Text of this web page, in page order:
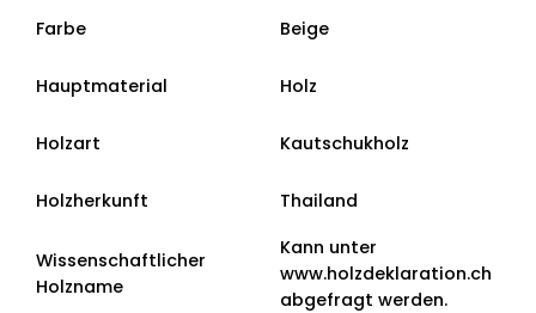
Farbe Beige
Hauptmaterial Holz
Holzart Kautschukholz
Holzherkunft Thailand
Wissenschaftlicher
Holzname
Kann unter
www.holzdeklaration.ch
abgefragt werden.